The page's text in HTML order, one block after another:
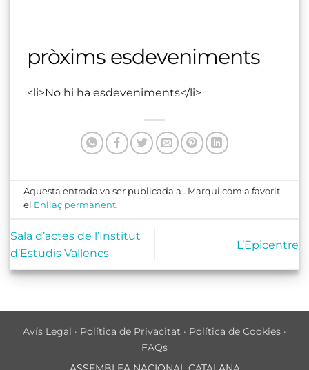
pròxims esdeveniments
<li>No hi ha esdeveniments</li>
Aquesta entrada va ser publicada a . Marqui com a favorit
el Enllaç permanent.
Sala d’actes de l’Institut
d’Estudis Vallencs
L’Epicentre
Avís Legal · Política de Privacitat · Política de Cookies ·
FAQs